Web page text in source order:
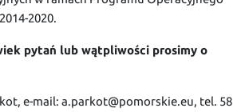
2020.
pytań lub wątpliwości prosimy o
e-mail: a.parkot@pomorskie.eu, tel. 58